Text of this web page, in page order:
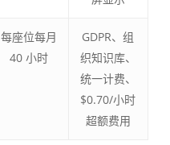
每座位每月
40 小时
GDPR、组
织知识库、
统一计费、
$0.70/小时
超额费用